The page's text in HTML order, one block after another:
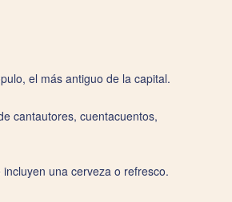
el más antiguo de la capital.
cantautores, cuentacuentos,
una cerveza o refresco.